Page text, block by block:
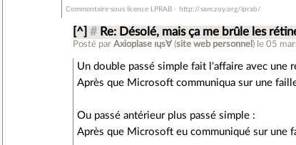
Commentaire sous licence LPRAB - http://sam.zoy.org/lprab/
[^] # Re: Désolé, mais ça me brûle les
Posté parAxioplase ıɥs∀ (site web personnel ) le 05
Un double passé simple fait l'affaire avec une
Après que Microsoft communiqua sur une
Ou passé antérieur plus passé simple :
Après que Microsoft eu communiqué sur une